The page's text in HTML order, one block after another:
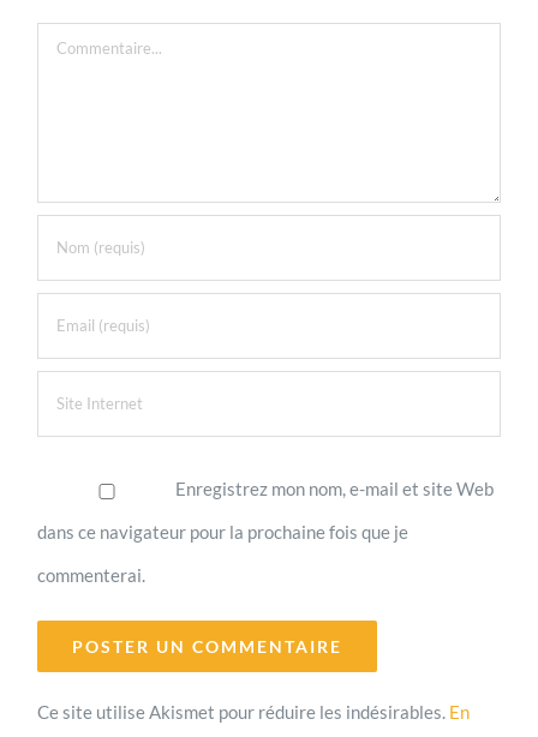
Commentaire
Enregistrez mon nom, e-mail et site Web
dans ce navigateur pour la prochaine fois que je
commenterai.
Ce site utilise Akismet pour réduire les indésirables. En